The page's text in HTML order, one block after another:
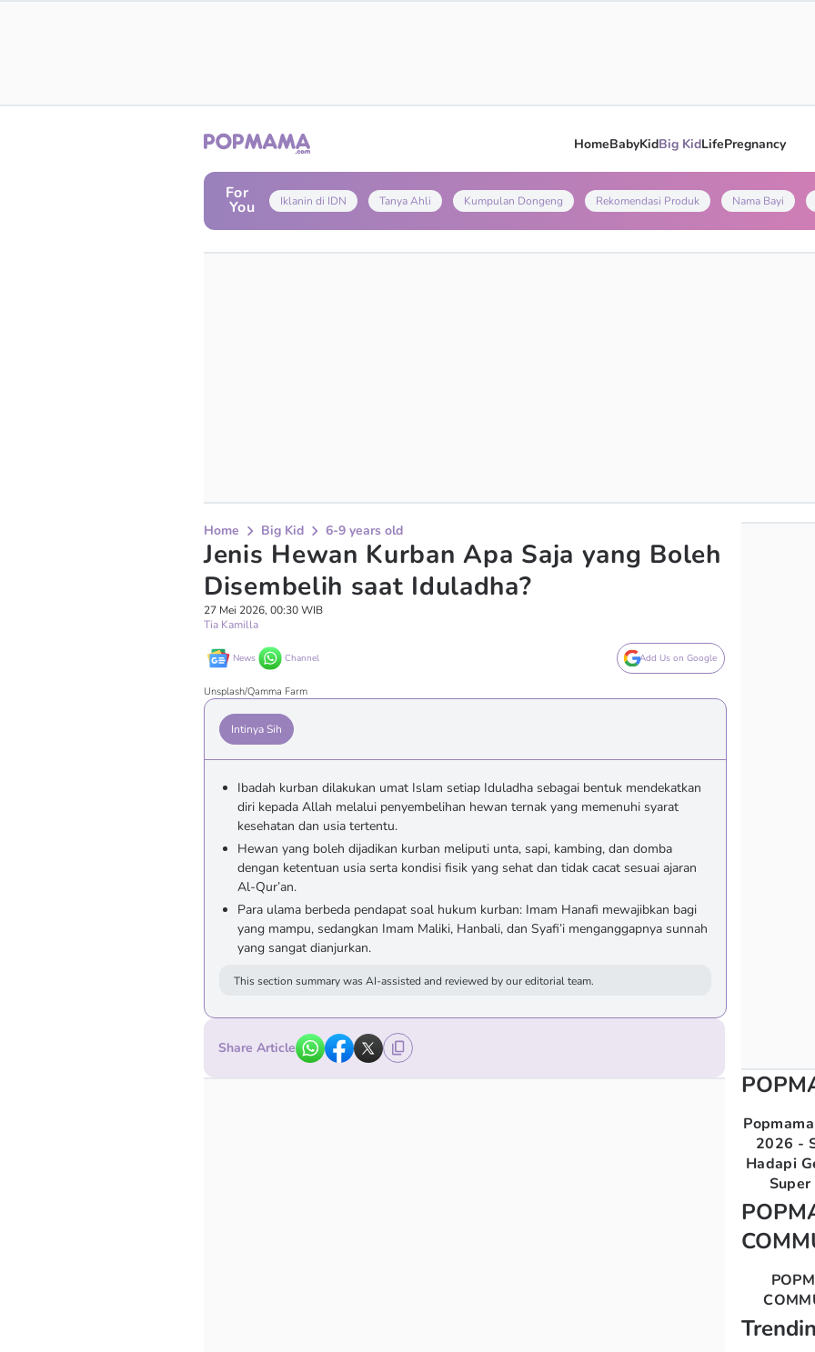
HomeBabyKidBig KidLifePregnancy
For
You Iklanin di IDN Tanya Ahli Kumpulan Dongeng Rekomendasi Produk Nama Bayi
Home Big Kid 6-9 years old
Jenis Hewan Kurban Apa Saja yang Boleh
Disembelih saat Iduladha?
27 Mei 2026, 00:30 WIB
Tia Kamilla
News Channel Add Us on Google
Unsplash/Qamma Farm
Intinya Sih
Ibadah kurban dilakukan umat Islam setiap Iduladha sebagai bentuk mendekatkan
diri kepada Allah melalui penyembelihan hewan ternak yang memenuhi syarat
kesehatan dan usia tertentu.
Hewan yang boleh dijadikan kurban meliputi unta, sapi, kambing, dan domba
dengan ketentuan usia serta kondisi fisik yang sehat dan tidak cacat sesuai ajaran
Al-Qur’an.
Para ulama berbeda pendapat soal hukum kurban: Imam Hanafi mewajibkan bagi
yang mampu, sedangkan Imam Maliki, Hanbali, dan Syafi’i menganggapnya sunnah
yang sangat dianjurkan.
This section summary was AI-assisted and reviewed by our editorial team.
Share Article
2026 -
Hadapi